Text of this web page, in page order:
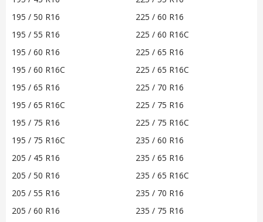
195 / 50 R16
195 / 55 R16
195 / 60 R16
195 / 60 R16C
195 / 65 R16
195 / 65 R16C
195 / 75 R16
195 / 75 R16C
205 / 45 R16
205 / 50 R16
205 / 55 R16
205 / 60 R16
225 / 60 R16
225 / 60 R16C
225 / 65 R16
225 / 65 R16C
225 / 70 R16
225 / 75 R16
225 / 75 R16C
235 / 60 R16
235 / 65 R16
235 / 65 R16C
235 / 70 R16
235 / 75 R16